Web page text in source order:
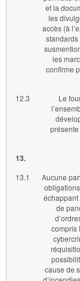
et la
les
accès (à
standards
les
confirme
12.3
Le
13.
13.1
Aucune
échappant
de
compris
cause de